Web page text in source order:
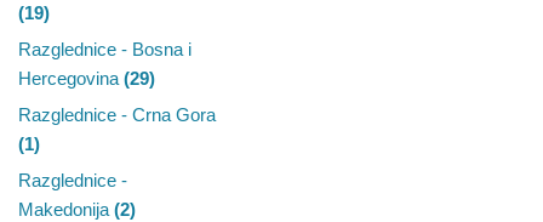
(19)
Razglednice - Bosna i
Hercegovina (29)
Razglednice - Crna Gora
(1)
Razglednice -
Makedonija (2)